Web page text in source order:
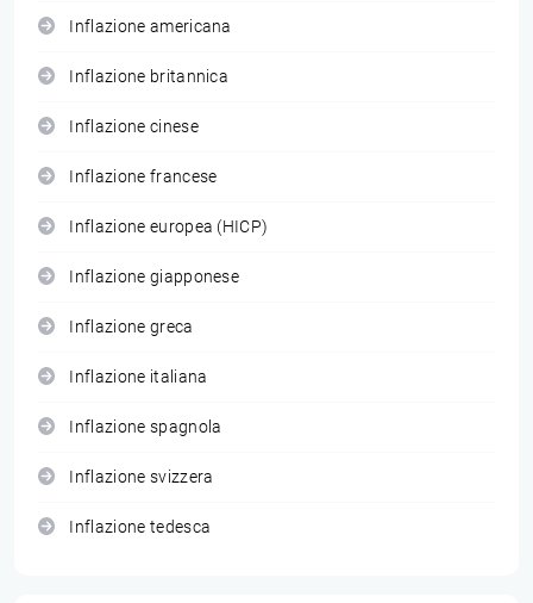
Inflazione americana
Inflazione britannica
Inflazione cinese
Inflazione francese
Inflazione europea (HICP)
Inflazione giapponese
Inflazione greca
Inflazione italiana
Inflazione spagnola
Inflazione svizzera
Inflazione tedesca